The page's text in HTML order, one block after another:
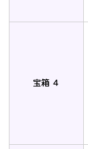
宝箱 ４